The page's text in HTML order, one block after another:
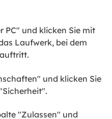
PC" und klicken Sie mit
Laufwerk, bei dem
und klicken Sie
"Zulassen" und